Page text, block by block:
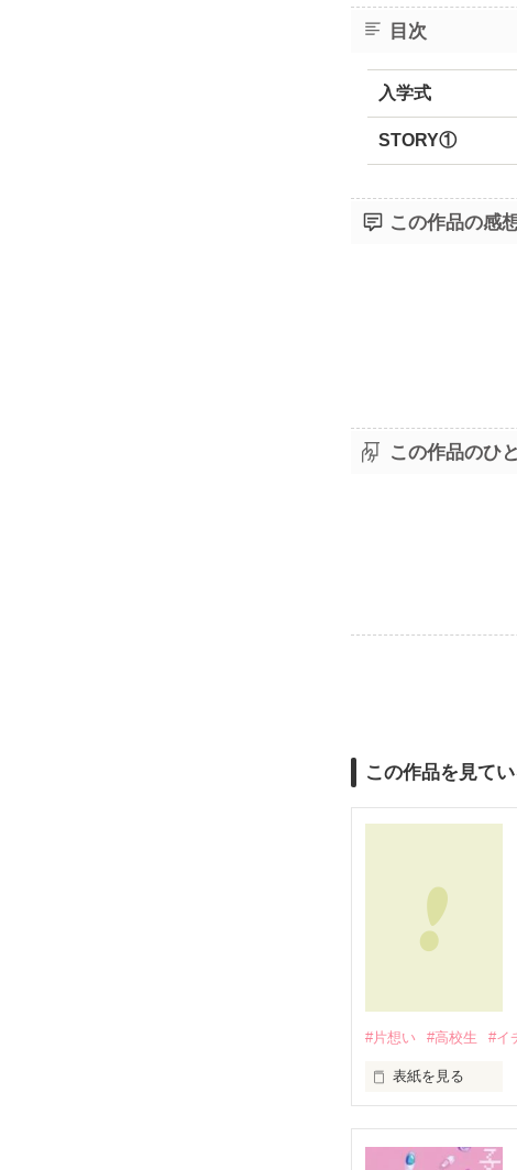
目次
入学式
STORY①
この作品の感
この作品のひ
この作品を見て
#片想い #高校生 #イ
表紙を見る
わかっていても